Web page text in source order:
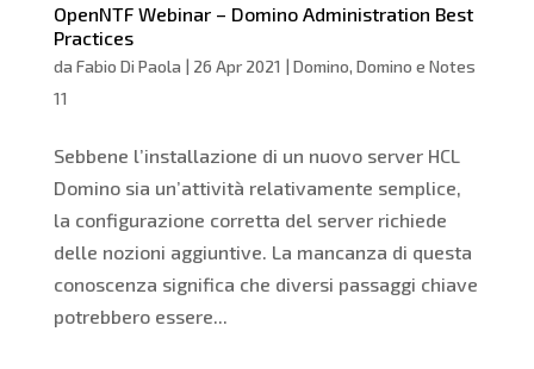
OpenNTF Webinar – Domino Administration Best
Practices
da Fabio Di Paola | 26 Apr 2021 | Domino, Domino e Notes
11
Sebbene l’installazione di un nuovo server HCL
Domino sia un’attività relativamente semplice,
la configurazione corretta del server richiede
delle nozioni aggiuntive. La mancanza di questa
conoscenza significa che diversi passaggi chiave
potrebbero essere...